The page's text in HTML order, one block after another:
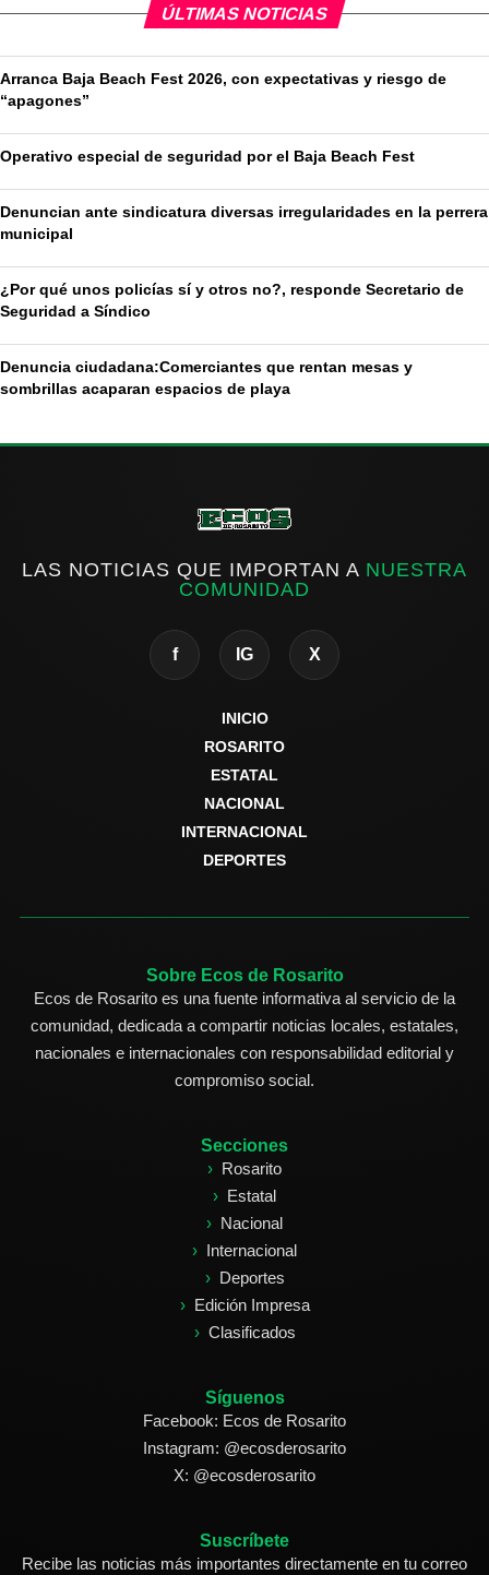
ÚLTIMAS NOTICIAS
Arranca Baja Beach Fest 2026, con expectativas y riesgo de
“apagones”
Operativo especial de seguridad por el Baja Beach Fest
Denuncian ante sindicatura diversas irregularidades en la perrera
municipal
¿Por qué unos policías sí y otros no?, responde Secretario de
Seguridad a Síndico
Denuncia ciudadana:Comerciantes que rentan mesas y
sombrillas acaparan espacios de playa
LAS NOTICIAS QUE IMPORTAN A NUESTRA
COMUNIDAD
f IG X
INICIO
ROSARITO
ESTATAL
NACIONAL
INTERNACIONAL
DEPORTES
Sobre Ecos de Rosarito
Ecos de Rosarito es una fuente informativa al servicio de la
comunidad, dedicada a compartir noticias locales, estatales,
nacionales e internacionales con responsabilidad editorial y
compromiso social.
Secciones
Rosarito
Estatal
Nacional
Internacional
Deportes
Edición Impresa
Clasificados
Síguenos
Facebook: Ecos de Rosarito
Instagram: @ecosderosarito
X: @ecosderosarito
Suscríbete
Recibe las noticias más importantes directamente en tu correo